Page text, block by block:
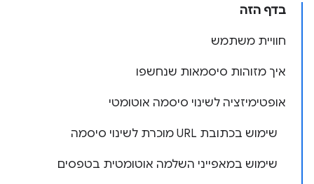
בדף הזה
חוויית משתמש
איך מזוהות סיסמאות שנחשפו
אופטימיזציה לשינוי סיסמה אוטומטי
שימוש בכתובת URL מוכרת לשינוי סיסמה
שימוש במאפייני השלמה אוטומטית בטפסים